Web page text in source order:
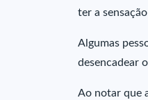
ter a
Algumas
desencadear
Ao notar que